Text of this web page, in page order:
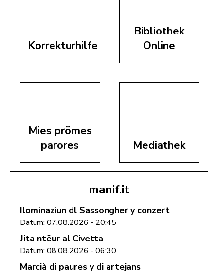
Korrekturhilfe
Bibliothek
Online
Mies prömes
parores
Mediathek
manif.it
Ilominaziun dl Sassongher y conzert
Datum: 07.08.2026 - 20:45
Jita ntëur al Civetta
Datum: 08.08.2026 - 06:30
Marcià di paures y di artejans